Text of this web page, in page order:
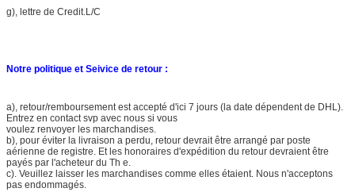
g), lettre de Credit.L/C
Notre politique et Seivice de retour :
a), retour/remboursement est accepté d'ici 7 jours (la date dépendent de DHL).
Entrez en contact svp avec nous si vous
voulez renvoyer les marchandises.
b), pour éviter la livraison a perdu, retour devrait être arrangé par poste
aérienne de registre. Et les honoraires d'expédition du retour devraient être
payés par l'acheteur du Th e.
c). Veuillez laisser les marchandises comme elles étaient. Nous n'acceptons
pas endommagés.